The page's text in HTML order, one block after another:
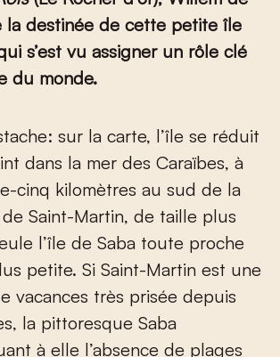
la destinée de cette petite île
s’est vu assigner un rôle clé
du monde.
dans la mer des Caraïbes, à
cinq kilomètres au sud de la
Saint-Martin, de taille plus
l’île de Saba toute proche
petite. Si Saint-Martin est une
vacances très prisée depuis
la pittoresque Saba
à elle l’absence de plages